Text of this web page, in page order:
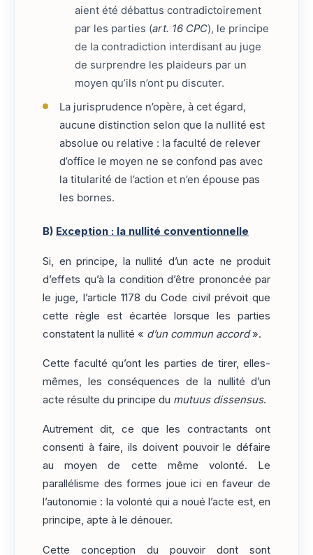
aient été débattus contradictoirement
par les parties (art. 16 CPC), le principe
de la contradiction interdisant au juge
de surprendre les plaideurs par un
moyen qu’ils n’ont pu discuter.
La jurisprudence n’opère, à cet égard,
aucune distinction selon que la nullité est
absolue ou relative : la faculté de relever
d’office le moyen ne se confond pas avec
la titularité de l’action et n’en épouse pas
les bornes.
B) Exception : la nullité conventionnelle
Si, en principe, la nullité d’un acte ne produit
d’effets qu’à la condition d’être prononcée par
le juge, l’article 1178 du Code civil prévoit que
cette règle est écartée lorsque les parties
constatent la nullité « d’un commun accord».
Cette faculté qu’ont les parties de tirer, elles-
mêmes, les conséquences de la nullité d’un
acte résulte du principe du mutuus dissensus.
Autrement dit, ce que les contractants ont
consenti à faire, ils doivent pouvoir le défaire
au moyen de cette même volonté. Le
parallélisme des formes joue ici en faveur de
l’autonomie : la volonté qui a noué l’acte est, en
principe, apte à le dénouer.
Cette conception du pouvoir dont sont